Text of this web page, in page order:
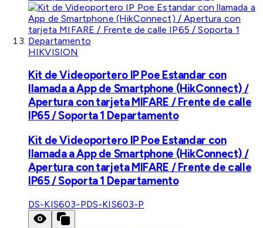
HIKVISION
Kit de Videoportero IP Poe Estandar con
llamada a App de Smartphone (HikConnect) /
Apertura con tarjeta MIFARE / Frente de calle
IP65 / Soporta 1 Departamento
Kit de Videoportero IP Poe Estandar con
llamada a App de Smartphone (HikConnect) /
Apertura con tarjeta MIFARE / Frente de calle
IP65 / Soporta 1 Departamento
DS-KIS603-PDS-KIS603-P